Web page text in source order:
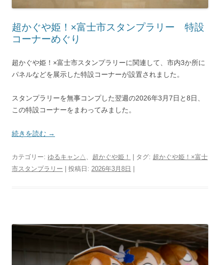
超かぐや姫！×富士市スタンプラリー 特設
コーナーめぐり
超かぐや姫！×富士市スタンプラリーに関連して、市内3か所に
パネルなどを展示した特設コーナーが設置されました。
スタンプラリーを無事コンプした翌週の2026年3月7日と8日、
この特設コーナーをまわってみました。
続きを読む →
カテゴリー: ゆるキャン△ 超かぐや姫！ | タグ: 超かぐや姫！×富士
市スタンプラリー | 投稿日: 2026年3月8日 |